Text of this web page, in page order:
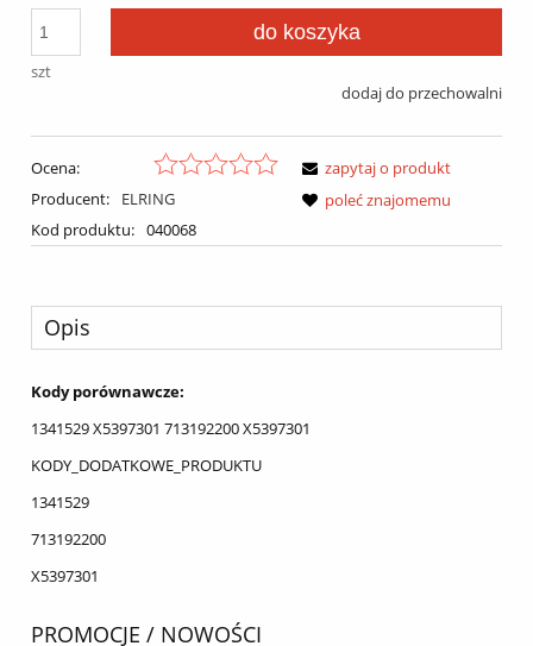
szt
do koszyka
dodaj do przechowalni
Ocena:
Producent:
ELRING
Kod produktu: 040068
zapytaj o produkt
poleć znajomemu
Opis
Kody porównawcze:
1341529 X5397301 713192200 X5397301
KODY_DODATKOWE_PRODUKTU
1341529
713192200
X5397301
PROMOCJE / NOWOŚCI